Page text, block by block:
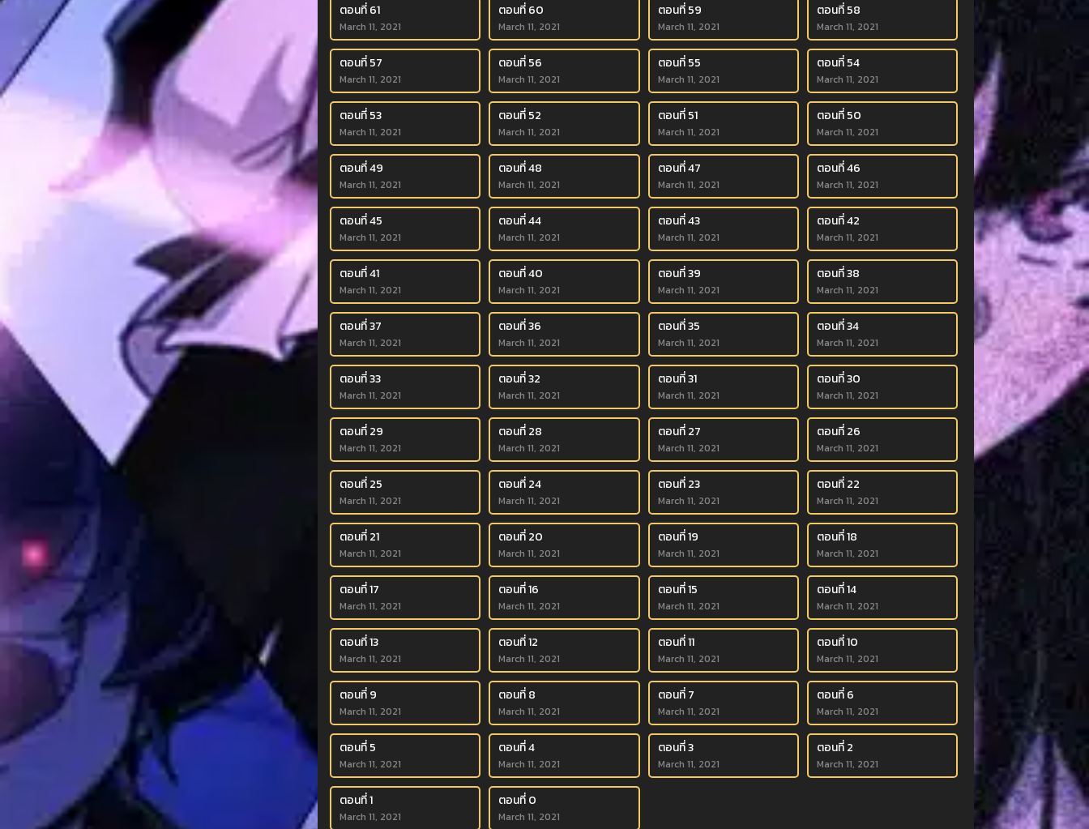
ตอนที่ 61
March 11, 2021
ตอนที่ 60
March 11, 2021
ตอนที่ 59
March 11, 2021
ตอนที่ 58
March 11, 2021
ตอนที่ 57
March 11, 2021
ตอนที่ 56
March 11, 2021
ตอนที่ 55
March 11, 2021
ตอนที่ 54
March 11, 2021
ตอนที่ 53
March 11, 2021
ตอนที่ 52
March 11, 2021
ตอนที่ 51
March 11, 2021
ตอนที่ 50
March 11, 2021
ตอนที่ 49
March 11, 2021
ตอนที่ 48
March 11, 2021
ตอนที่ 47
March 11, 2021
ตอนที่ 46
March 11, 2021
ตอนที่ 45
March 11, 2021
ตอนที่ 44
March 11, 2021
ตอนที่ 43
March 11, 2021
ตอนที่ 42
March 11, 2021
ตอนที่ 41
March 11, 2021
ตอนที่ 40
March 11, 2021
ตอนที่ 39
March 11, 2021
ตอนที่ 38
March 11, 2021
ตอนที่ 37
March 11, 2021
ตอนที่ 36
March 11, 2021
ตอนที่ 35
March 11, 2021
ตอนที่ 34
March 11, 2021
ตอนที่ 33
March 11, 2021
ตอนที่ 32
March 11, 2021
ตอนที่ 31
March 11, 2021
ตอนที่ 30
March 11, 2021
ตอนที่ 29
March 11, 2021
ตอนที่ 28
March 11, 2021
ตอนที่ 27
March 11, 2021
ตอนที่ 26
March 11, 2021
ตอนที่ 25
March 11, 2021
ตอนที่ 24
March 11, 2021
ตอนที่ 23
March 11, 2021
ตอนที่ 22
March 11, 2021
ตอนที่ 21
March 11, 2021
ตอนที่ 20
March 11, 2021
ตอนที่ 19
March 11, 2021
ตอนที่ 18
March 11, 2021
ตอนที่ 17
March 11, 2021
ตอนที่ 16
March 11, 2021
ตอนที่ 15
March 11, 2021
ตอนที่ 14
March 11, 2021
ตอนที่ 13
March 11, 2021
ตอนที่ 12
March 11, 2021
ตอนที่ 11
March 11, 2021
ตอนที่ 10
March 11, 2021
ตอนที่ 9
March 11, 2021
ตอนที่ 8
March 11, 2021
ตอนที่ 7
March 11, 2021
ตอนที่ 6
March 11, 2021
ตอนที่ 5
March 11, 2021
ตอนที่ 4
March 11, 2021
ตอนที่ 3
March 11, 2021
ตอนที่ 2
March 11, 2021
ตอนที่ 1
March 11, 2021
ตอนที่ 0
March 11, 2021